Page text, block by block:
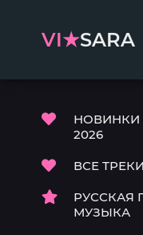
VI★SARA
2026
ВСЕ ТРЕКИ
РУССКАЯ
МУЗЫКА